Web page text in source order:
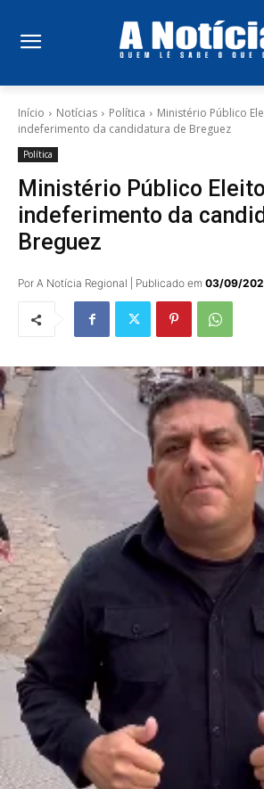
Início Notícias Política
Ministério Público
indeferimento da candidatura de Breguez
Política
Ministério Público
indeferimento da
Breguez
Por A Notícia Regional | Publicado em 03/09/